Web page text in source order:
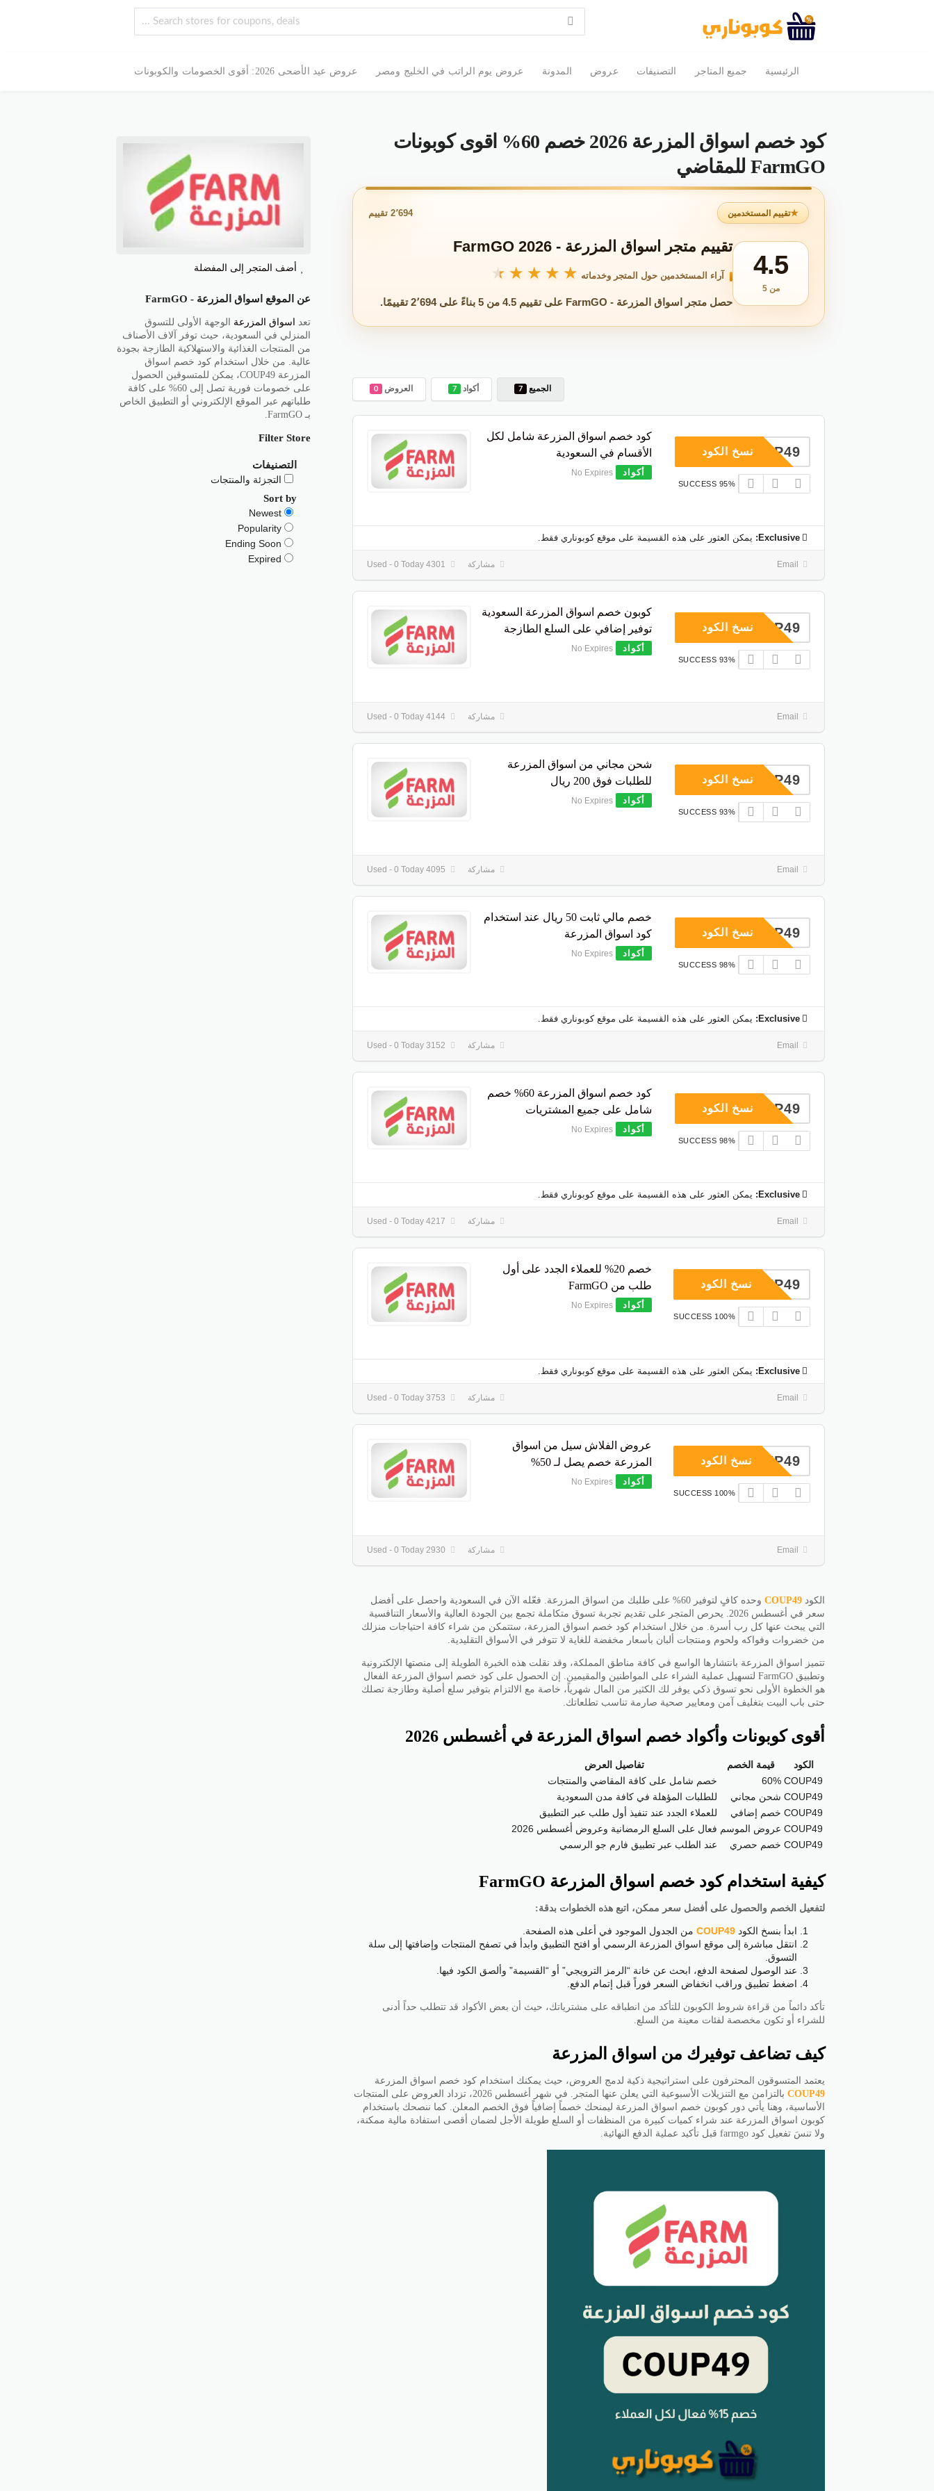
الرئيسية جميع المتاجر التصنيفات عروض المدونة عروض يوم الراتب في الخليج ومصر عروض عيد الأضحى 2026: أقوى الخصومات والكوبونات
كود خصم اسواق المزرعة 2026 خصم 60% اقوى كوبونات
FarmGO للمقاضي
تقييم المستخدمين 2٬694 تقييم
4.5
من 5
تقييم متجر اسواق المزرعة - FarmGO 2026
آراء المستخدمين حول المتجر وخدماته ★★★★★
★★★★★
حصل متجر اسواق المزرعة - FarmGO على تقييم 4.5 من 5 بناءً على 2٬694 تقييمًا.
الجميع 7 أكواد 7 العروض 0
كود خصم اسواق المزرعة شامل لكل
الأقسام في السعودية
أكواد No Expires
COUP49نسخ الكود
95% SUCCESS
Exclusive: يمكن العثور على هذه القسيمة على موقع كوبوناري فقط.
مشاركة
كوبون خصم اسواق المزرعة السعودية
توفير إضافي على السلع الطازجة
أكواد No Expires
COUP49نسخ الكود
93% SUCCESS
مشاركة
شحن مجاني من اسواق المزرعة
للطلبات فوق 200 ريال
أكواد No Expires
COUP49نسخ الكود
93% SUCCESS
مشاركة
خصم مالي ثابت 50 ريال عند استخدام
كود اسواق المزرعة
أكواد No Expires
COUP49نسخ الكود
98% SUCCESS
Exclusive: يمكن العثور على هذه القسيمة على موقع كوبوناري فقط.
مشاركة
كود خصم اسواق المزرعة 60% خصم
شامل على جميع المشتريات
أكواد No Expires
COUP49نسخ الكود
98% SUCCESS
Exclusive: يمكن العثور على هذه القسيمة على موقع كوبوناري فقط.
مشاركة
خصم 20% للعملاء الجدد على أول
طلب من FarmGO
أكواد No Expires
COUP49نسخ الكود
100% SUCCESS
Exclusive: يمكن العثور على هذه القسيمة على موقع كوبوناري فقط.
مشاركة
عروض الفلاش سيل من اسواق
المزرعة خصم يصل لـ 50%
أكواد No Expires
COUP49نسخ الكود
100% SUCCESS
مشاركة
الكود COUP49
وحده كافٍ لتوفير 60% على طلبك من اسواق المزرعة. فعّله الآن في السعودية واحصل على أفضل
سعر في أغسطس 2026. يحرص المتجر على تقديم تجربة تسوق متكاملة تجمع بين الجودة العالية والأسعار التنافسية
التي يبحث عنها كل رب أسرة. من خلال استخدام كود خصم اسواق المزرعة، ستتمكن من شراء كافة احتياجات منزلك
من خضروات وفواكه ولحوم ومنتجات ألبان بأسعار مخفضة للغاية لا تتوفر في الأسواق التقليدية.
تتميز اسواق المزرعة بانتشارها الواسع في كافة مناطق المملكة، وقد نقلت هذه الخبرة الطويلة إلى منصتها الإلكترونية
وتطبيق FarmGO لتسهيل عملية الشراء على المواطنين والمقيمين. إن الحصول على كود خصم اسواق المزرعة الفعال
هو الخطوة الأولى نحو تسوق ذكي يوفر لك الكثير من المال شهرياً، خاصة مع الالتزام بتوفير سلع أصلية وطازجة تصلك
حتى باب البيت بتغليف آمن ومعايير صحية صارمة تناسب تطلعاتك.
أقوى كوبونات وأكواد خصم اسواق المزرعة في أغسطس 2026
الكود قيمة الخصم
تفاصيل العرض
COUP49
60%
خصم شامل على كافة المقاضي والمنتجات
COUP49 شحن مجاني
للطلبات المؤهلة في كافة مدن السعودية
COUP49 خصم إضافي
للعملاء الجدد عند تنفيذ أول طلب عبر التطبيق
COUP49 عروض الموسم فعال على السلع الرمضانية وعروض أغسطس 2026
COUP49 خصم حصري عند الطلب عبر تطبيق فارم جو الرسمي
كيفية استخدام كود خصم اسواق المزرعة FarmGO
لتفعيل الخصم والحصول على أفضل سعر ممكن، اتبع هذه الخطوات بدقة:
ابدأ بنسخ الكود COUP49 من الجدول الموجود في أعلى هذه الصفحة.
انتقل مباشرة إلى موقع اسواق المزرعة الرسمي أو افتح التطبيق وابدأ في تصفح المنتجات وإضافتها إلى سلة
التسوق.
عند الوصول لصفحة الدفع، ابحث عن خانة “الرمز الترويجي” أو “القسيمة” وألصق الكود فيها.
اضغط تطبيق وراقب انخفاض السعر فوراً قبل إتمام الدفع.
تأكد دائماً من قراءة شروط الكوبون للتأكد من انطباقه على مشترياتك، حيث أن بعض الأكواد قد تتطلب حداً أدنى
للشراء أو تكون مخصصة لفئات معينة من السلع.
كيف تضاعف توفيرك من اسواق المزرعة
يعتمد المتسوقون المحترفون على استراتيجية ذكية لدمج العروض، حيث يمكنك استخدام كود خصم اسواق المزرعة
COUP49
بالتزامن مع التنزيلات الأسبوعية التي يعلن عنها المتجر. في شهر أغسطس 2026، تزداد العروض على المنتجات
الأساسية، وهنا يأتي دور كوبون خصم اسواق المزرعة ليمنحك خصماً إضافياً فوق الخصم المعلن. كما ننصحك باستخدام
كوبون اسواق المزرعة عند شراء كميات كبيرة من المنظفات أو السلع طويلة الأجل لضمان أقصى استفادة مالية ممكنة،
ولا تنسَ تفعيل كود farmgo قبل تأكيد عملية الدفع النهائية.
أضف المتجر إلى المفضلة
عن الموقع اسواق المزرعة - FarmGO
تعد اسواق المزرعة الوجهة الأولى للتسوق
المنزلي في السعودية، حيث توفر آلاف الأصناف
من المنتجات الغذائية والاستهلاكية الطازجة بجودة
عالية. من خلال استخدام كود خصم اسواق
المزرعة COUP49، يمكن للمتسوقين الحصول
على خصومات فورية تصل إلى 60% على كافة
طلباتهم عبر الموقع الإلكتروني أو التطبيق الخاص
بـ FarmGO.
Filter Store
التصنيفات
التجزئة والمنتجات
Sort by
Newest
Popularity
Ending Soon
Expired